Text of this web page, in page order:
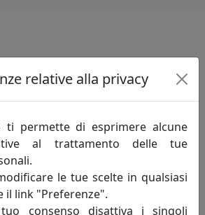
E TELA
brand
creatività-competitività: sono
fondamentali che incarnano lo
della mauro ferretti che da oltre
relative alla privacy
ti permette di esprimere alcune
al trattamento delle tue
le tue scelte in qualsiasi
link "Preferenze".
consenso disattiva i singoli